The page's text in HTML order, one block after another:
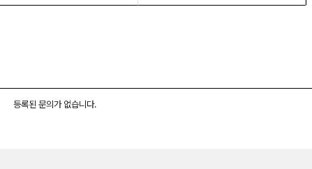
등록된 문의가 없습니다.